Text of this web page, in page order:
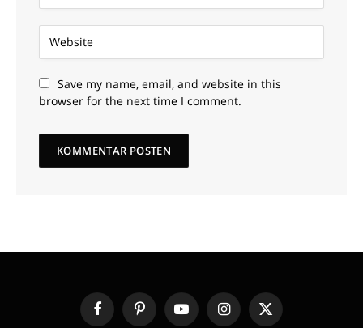
Save my name, email, and website in this
browser for the next time I comment.
FacebookPinterestYouTubeInstagram
X